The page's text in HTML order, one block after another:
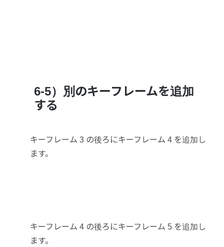
6-5）別のキーフレームを追加
する
キーフレーム 3 の後ろにキーフレーム 4 を追加し
ます。
キーフレーム 4 の後ろにキーフレーム 5 を追加し
ます。